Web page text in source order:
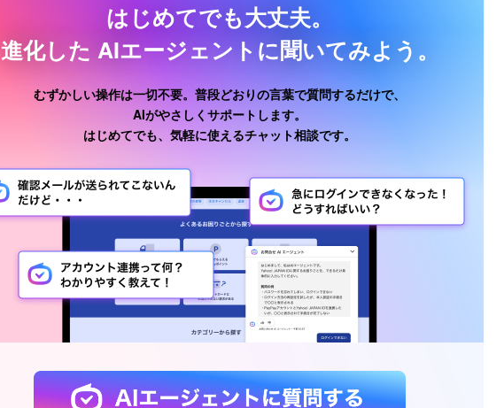
はじめてでも大丈夫。
進化した AIエージェントに聞いてみよう。
むずかしい操作は一切不要。普段どおりの言葉で質問するだけで、
AIがやさしくサポートします。
はじめてでも、気軽に使えるチャット相談です。